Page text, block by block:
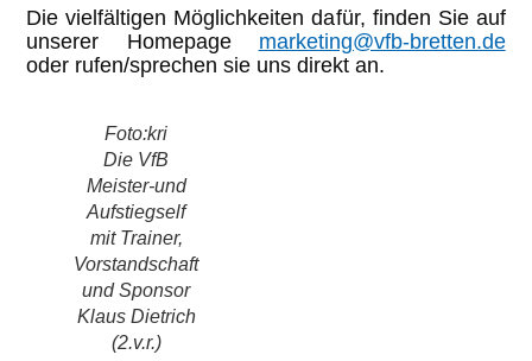
Die vielfältigen Möglichkeiten dafür, finden Sie auf
unserer Homepage marketing@vfb-bretten.de
oder rufen/sprechen sie uns direkt an.
Foto:kri
Die VfB
Meister-und
Aufstiegself
mit Trainer,
Vorstandschaft
und Sponsor
Klaus Dietrich
(2.v.r.)